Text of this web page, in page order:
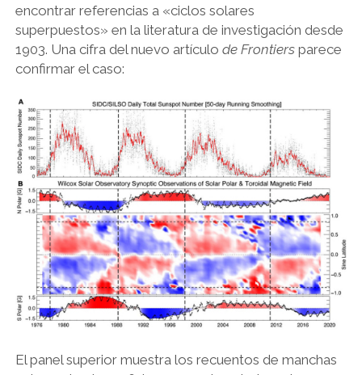
encontrar referencias a «ciclos solares
superpuestos» en la literatura de investigación desde
1903. Una cifra del nuevo artículo de Frontiersparece
confirmar el caso:
El panel superior muestra los recuentos de manchas